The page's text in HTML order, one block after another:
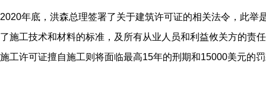
2020年底，洪森总理签署了关于建筑许可证的相关法令，此
了施工技术和材料的标准，及所有从业人员和利益攸关方的责
施工许可证擅自施工则将面临最高15年的刑期和15000美元的